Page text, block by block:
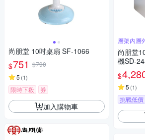
尚朋堂 10吋桌扇 SF-1066
$751 $790
5 (1)
限時下殺 券
加入購物車
層架內層
尚朋堂
機SD-
$
5 (1)
挑戰低價